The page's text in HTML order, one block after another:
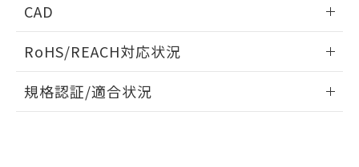
CAD
ドすることができます。
ログイン/会員登録
RoHS/REACH対応状況
EU RoHS 注意事項・凡例
規格認証/適合状況